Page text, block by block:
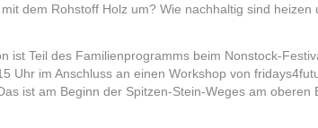
dem Rohstoff Holz um? Wie nachhaltig sind heizen
ist Teil des Familienprogramms beim Nonstock-
Uhr im Anschluss an einen Workshop von
ist am Beginn der Spitzen-Stein-Weges am oberen